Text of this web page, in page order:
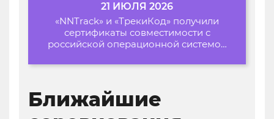
21 ИЮЛЯ 2026
«NNTrack» и «ТрекиКод» получили
сертификаты совместимости с
российской операционной системой
Ближайшие